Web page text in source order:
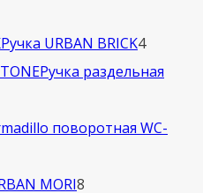
Ручка URBAN BRICK44
товара
Ручка раздельная
поворотная WC-
MORI8